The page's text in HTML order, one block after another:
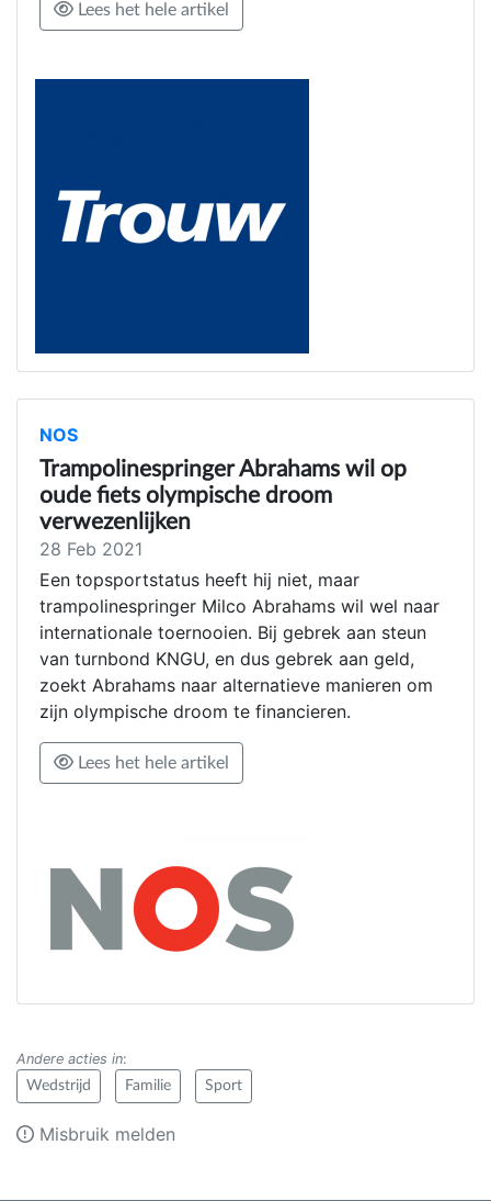
Lees het hele artikel
NOS
Trampolinespringer Abrahams wil op
oude fiets olympische droom
verwezenlijken
28 Feb 2021
Een topsportstatus heeft hij niet, maar
trampolinespringer Milco Abrahams wil wel naar
internationale toernooien. Bij gebrek aan steun
van turnbond KNGU, en dus gebrek aan geld,
zoekt Abrahams naar alternatieve manieren om
zijn olympische droom te financieren.
Lees het hele artikel
Andere acties in:
Wedstrijd Familie Sport
Misbruik melden